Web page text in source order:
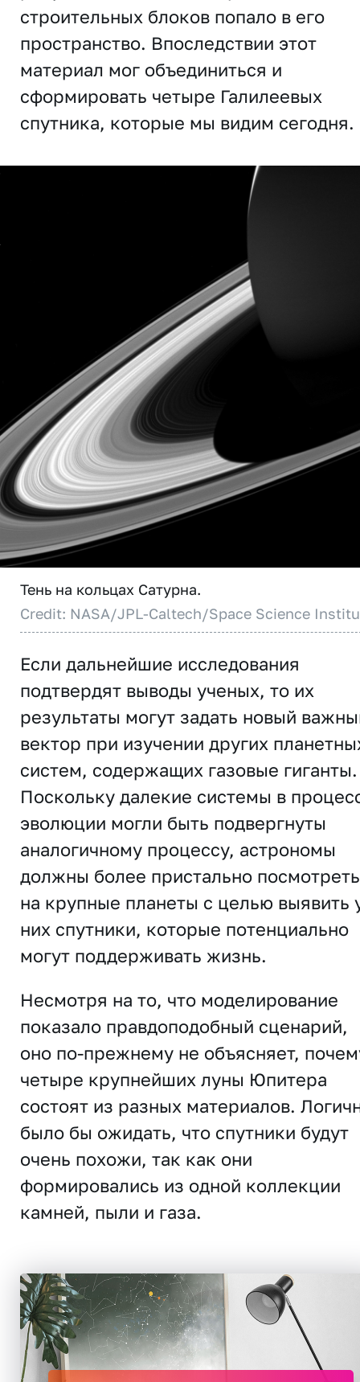
строительных блоков попало в его
пространство. Впоследствии этот
материал мог объединиться и
сформировать четыре Галилеевых
спутника, которые мы видим сегодня.
Тень на кольцах Сатурна.
Credit: NASA/JPL-Caltech/Space Science
Если дальнейшие исследования
подтвердят выводы ученых, то их
результаты могут задать новый
вектор при изучении других
систем, содержащих газовые гиганты.
Поскольку далекие системы в
эволюции могли быть подвергнуты
аналогичному процессу, астрономы
должны более пристально посмотреть
на крупные планеты с целью выявить
них спутники, которые потенциально
могут поддерживать жизнь.
Несмотря на то, что моделирование
показало правдоподобный сценарий,
оно по-прежнему не объясняет,
четыре крупнейших луны Юпитера
состоят из разных материалов.
было бы ожидать, что спутники будут
очень похожи, так как они
формировались из одной коллекции
камней, пыли и газа.